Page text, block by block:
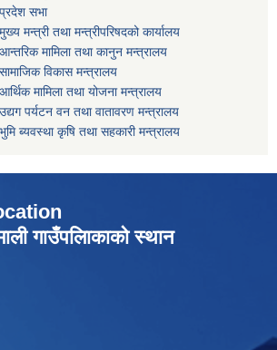
प्रदेश सभा
मुख्य मन्त्री तथा मन्त्रीपरिषदको कार्यालय
आन्तरिक मामिला तथा कानुन मन्त्रालय
सामाजिक विकास मन्त्रालय
आर्थिक मामिला तथा योजना मन्त्रालय
उद्यग पर्यटन वन तथा वातावरण मन्त्रालय
भुमि ब्यवस्था कृषि तथा सहकारी मन्त्रालय
गाउँपलािकाको स्थान